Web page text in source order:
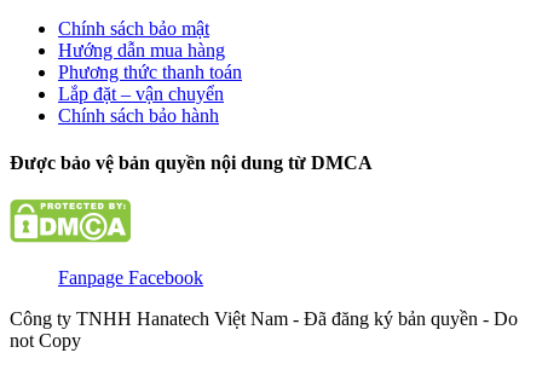
Chính sách bảo mật
Hướng dẫn mua hàng
Phương thức thanh toán
Lắp đặt – vận chuyển
Chính sách bảo hành
Được bảo vệ bản quyền nội dung từ DMCA
Fanpage Facebook
Công ty TNHH Hanatech Việt Nam - Đã đăng ký bản quyền - Do
not Copy